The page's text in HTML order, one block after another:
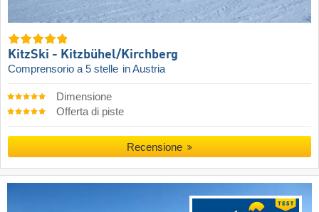
KitzSki - Kitzbühel/​Kirchberg
Comprensorio a 5 stelle in Austria
Dimensione
Offerta di piste
Recensione